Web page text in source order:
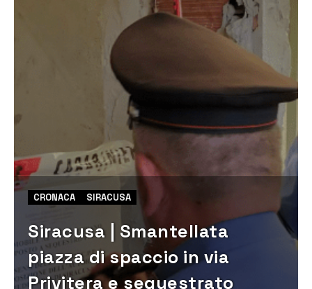
CRONACA SIRACUSA
Siracusa | Smantellata
piazza di spaccio in via
Privitera e sequestrato